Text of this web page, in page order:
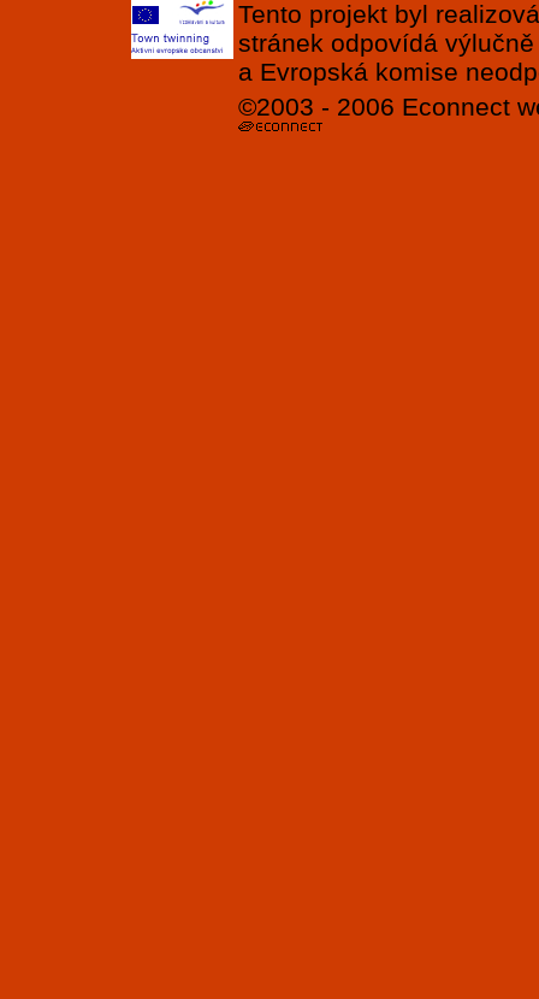
Tento projekt byl
stránek odpovídá
a Evropská komise
©2003 - 2006 Econnect